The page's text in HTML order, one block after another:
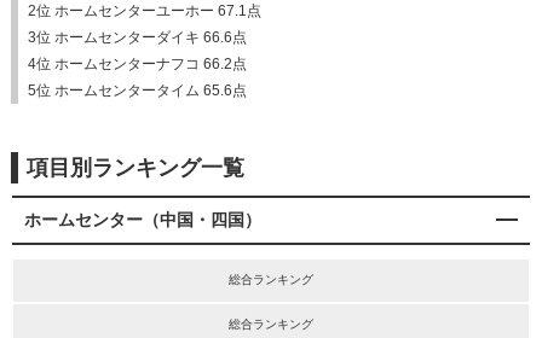
2位 ホームセンターユーホー 67.1点
3位 ホームセンターダイキ 66.6点
4位 ホームセンターナフコ 66.2点
5位 ホームセンタータイム 65.6点
項目別ランキング一覧
ホームセンター（中国・四国）
総合ランキング
総合ランキング